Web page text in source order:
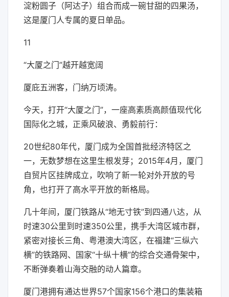
淀粉圆子（阿达子）组合而成一碗甘甜的四果汤，
这是厦门人专属的夏日单品。
11
“大厦之门”越开越宽阔
厦庇五洲客，门纳万顷涛。
今天，打开“大厦之门”，一座高素质高颜值现代化
国际化之城，正乘风破浪、勇毅前行：
20世纪80年代，厦门成为全国首批经济特区之
一，无数梦想在这里生根发芽；2015年4月，厦门
自贸片区挂牌成立，吹响了新一轮对外开放的号
角，也打开了高水平开放的新格局。
几十年间，厦门铁路从“地无寸铁”到四通八达，从
时速30公里到时速350公里，携手大湾区城市群，
紧密对接长三角、粤港澳大湾区，在福建“三纵六
横”的铁路网、国家“十纵十横”的综合交通骨架中，
不断弹奏着山海交融的动人篇章。
厦门港拥有通达世界57个国家156个港口的集装箱